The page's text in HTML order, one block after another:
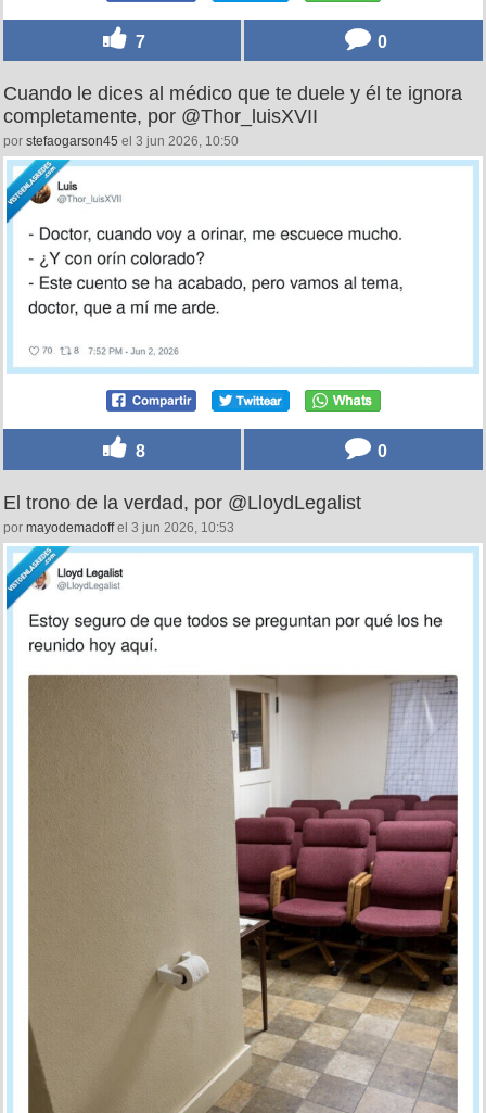
7 0
Cuando le dices al médico que te duele y él te ignora
completamente, por @Thor_luisXVII
por stefaogarson45 el 3 jun 2026, 10:50
8 0
El trono de la verdad, por @LloydLegalist
por mayodemadoffel 3 jun 2026, 10:53